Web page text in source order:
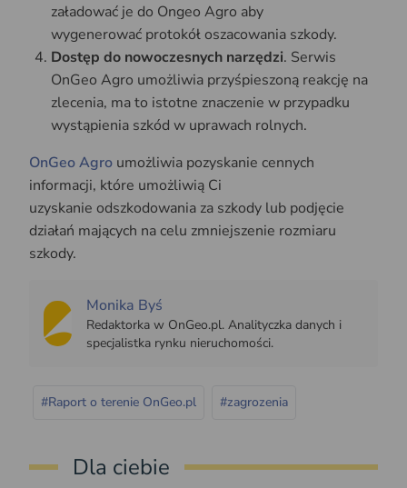
załadować je do Ongeo Agro aby
wygenerować protokół oszacowania szkody.
Dostęp do nowoczesnych narzędzi. Serwis
OnGeo Agro umożliwia przyśpieszoną reakcję na
zlecenia, ma to istotne znaczenie w przypadku
wystąpienia szkód w uprawach rolnych.
OnGeo Agro umożliwia pozyskanie cennych
informacji, które umożliwią Ci
uzyskanie odszkodowania za szkody lub podjęcie
działań mających na celu zmniejszenie rozmiaru
szkody.
Monika Byś
Redaktorka w OnGeo.pl. Analityczka danych i
specjalistka rynku nieruchomości.
#Raport o terenie OnGeo.pl #zagrozenia
Dla ciebie